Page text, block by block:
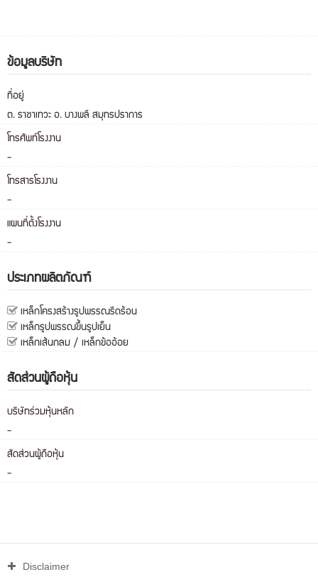
ข้อมูลบริษัท
ที่อยู่
ต. ราชาเทวะ อ. บางพลี สมุทรปราการ
โทรศัพท์โรงงาน
-
โทรสารโรงงาน
-
แผนที่ตั้งโรงงาน
-
ประเภทผลิตภัณฑ์
เหล็กโครงสร้างรูปพรรณรีดร้อน
เหล็กรูปพรรณขึ้นรูปเย็น
เหล็กเส้นกลม / เหล็กข้ออ้อย
สัดส่วนผู้ถือหุ้น
บริษัทร่วมหุ้นหลัก
-
สัดส่วนผู้ถือหุ้น
-
Disclaimer